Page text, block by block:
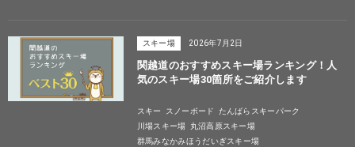
スキー場 2026年7月2日
関越道のおすすめスキー場ランキング！人
気のスキー場30箇所をご紹介します
スキー スノーボード
たんばらスキーパーク
川場スキー場
丸沼高原スキー場
群馬みなかみほうだいぎスキー場